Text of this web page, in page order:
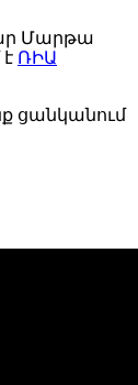
Մարթա
ՌԻԱ
ցանկանում